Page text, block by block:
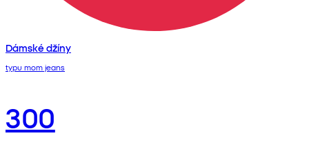
Dámské džíny
typu mom jeans
300